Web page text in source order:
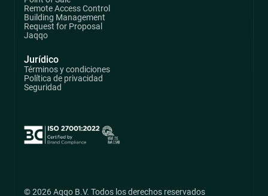
Remote Access Control
Building Management
Request for Proposal
Jaqqo
Jurídico
Términos y condiciones
Política de privacidad
Seguridad
© 2026 Aqqo B.V. Todos los derechos reservados